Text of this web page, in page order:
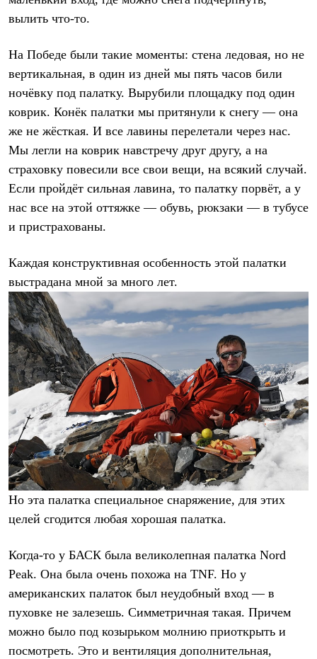
вылить что-то.
На Победе были такие моменты: стена ледовая, но не
вертикальная, в один из дней мы пять часов били
ночёвку под палатку. Вырубили площадку под один
коврик. Конёк палатки мы притянули к снегу — она
же не жёсткая. И все лавины перелетали через нас.
Мы легли на коврик навстречу друг другу, а на
страховку повесили все свои вещи, на всякий случай.
Если пройдёт сильная лавина, то палатку порвёт, а у
нас все на этой оттяжке — обувь, рюкзаки — в тубусе
и пристрахованы.
Каждая конструктивная особенность этой палатки
выстрадана мной за много лет.
Но эта палатка специальное снаряжение, для этих
целей сгодится любая хорошая палатка.
Когда-то у БАСК была великолепная палатка Nord
Peak. Она была очень похожа на TNF. Но у
американских палаток был неудобный вход — в
пуховке не залезешь. Симметричная такая. Причем
можно было под козырьком молнию приоткрыть и
посмотреть. Это и вентиляция дополнительная,